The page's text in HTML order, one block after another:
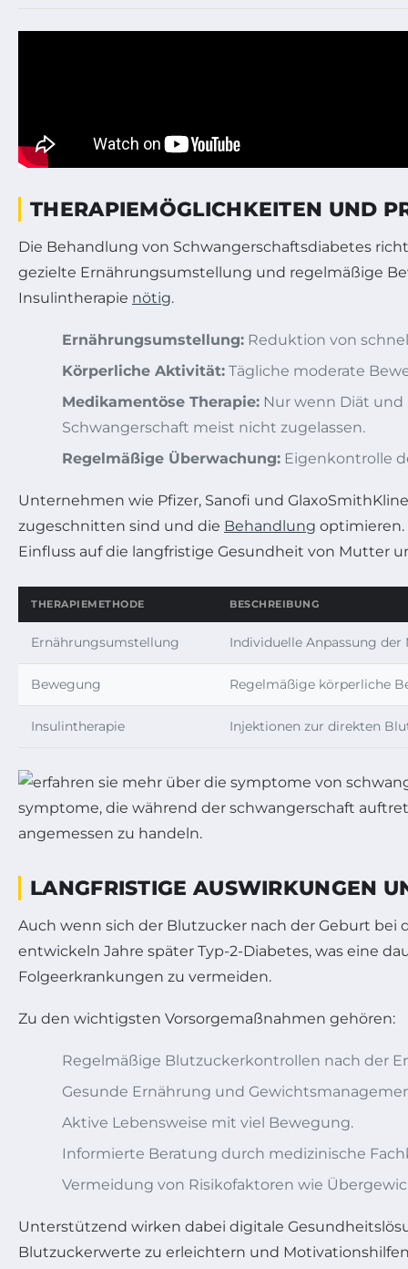
THERAPIEMÖGLICHKEITEN UND
Die Behandlung von Schwangerschaftsdiabetes
gezielte Ernährungsumstellung und regelmäßige
Insulintherapie nötig.
Ernährungsumstellung: Reduktion von
Körperliche Aktivität: Tägliche moderate
Medikamentöse Therapie: Nur wenn Diät
Schwangerschaft meist nicht zugelassen.
Regelmäßige Überwachung: Eigenkontrolle
Unternehmen wie Pfizer, Sanofi und
zugeschnitten sind und die Behandlung optimieren.
Einfluss auf die langfristige Gesundheit von Mutter
THERAPIEMETHODE BESCHREIBUNG
Ernährungsumstellung Individuelle Anpassung
Bewegung Regelmäßige körperliche
Insulintherapie Injektionen zur direkten
LANGFRISTIGE AUSWIRKUNGEN
Auch wenn sich der Blutzucker nach der Geburt
entwickeln Jahre später Typ-2-Diabetes, was eine
Folgeerkrankungen zu vermeiden.
Zu den wichtigsten Vorsorgemaßnahmen gehören:
Regelmäßige Blutzuckerkontrollen nach der
Gesunde Ernährung und
Aktive Lebensweise mit viel Bewegung.
Informierte Beratung durch medizinische
Vermeidung von Risikofaktoren wie
Unterstützend wirken dabei digitale
Blutzuckerwerte zu erleichtern und